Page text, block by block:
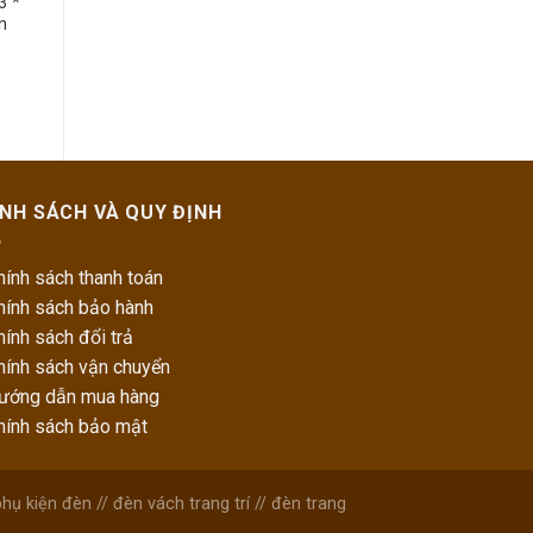
SÁCH VÀ QUY ĐỊNH
sách thanh toán
sách bảo hành
sách đổi trả
sách vận chuyển
dẫn mua hàng
sách bảo mật
kiện đèn // đèn vách trang trí// đèn trang